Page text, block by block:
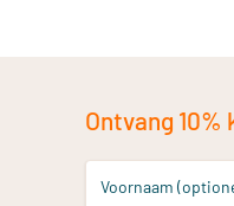
Ontvang
Voornaam